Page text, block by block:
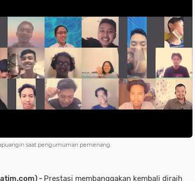
saat pengumuman pemenang.
- Prestasi membanggakan kembali diraih